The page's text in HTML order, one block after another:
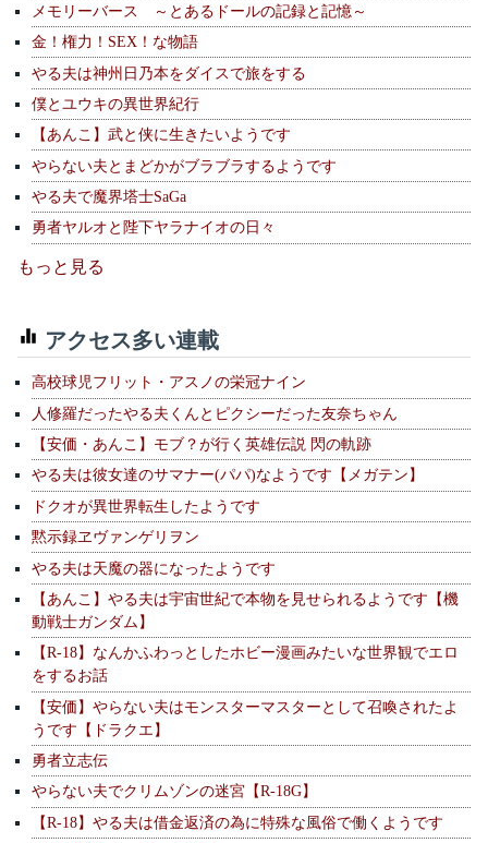
メモリーバース ～とあるドールの記録と記憶～
金！権力！SEX！な物語
やる夫は神州日乃本をダイスで旅をする
僕とユウキの異世界紀行
【あんこ】武と侠に生きたいようです
やらない夫とまどかがブラブラするようです
やる夫で魔界塔士SaGa
勇者ヤルオと陛下ヤラナイオの日々
もっと見る
アクセス多い連載
高校球児フリット・アスノの栄冠ナイン
人修羅だったやる夫くんとピクシーだった友奈ちゃん
【安価・あんこ】モブ？が行く英雄伝説 閃の軌跡
やる夫は彼女達のサマナー(パパ)なようです【メガテン】
ドクオが異世界転生したようです
黙示録ヱヴァンゲリヲン
やる夫は天魔の器になったようです
【あんこ】やる夫は宇宙世紀で本物を見せられるようです【機
動戦士ガンダム】
【R-18】なんかふわっとしたホビー漫画みたいな世界観でエロ
をするお話
【安価】やらない夫はモンスターマスターとして召喚されたよ
うです【ドラクエ】
勇者立志伝
やらない夫でクリムゾンの迷宮【R-18G】
【R-18】やる夫は借金返済の為に特殊な風俗で働くようです